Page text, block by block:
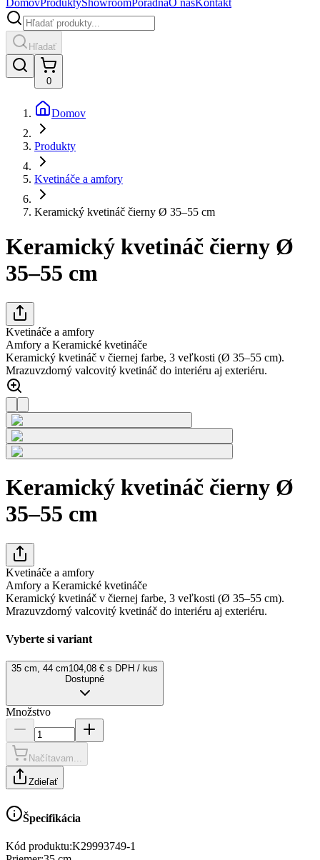
DomovProduktyShowroomPoradňaO násKontakt
Hľadať
0
Domov
Produkty
Kvetináče a amfory
Keramický kvetináč čierny Ø 35–55 cm
Keramický kvetináč čierny Ø
35–55 cm
Kvetináče a amfory
Amfory a Keramické kvetináče
Keramický kvetináč v čiernej farbe, 3 veľkosti (Ø 35–55 cm).
Mrazuvzdorný valcovitý kvetináč do interiéru aj exteriéru.
Keramický kvetináč čierny Ø
35–55 cm
Kvetináče a amfory
Amfory a Keramické kvetináče
Keramický kvetináč v čiernej farbe, 3 veľkosti (Ø 35–55 cm).
Mrazuvzdorný valcovitý kvetináč do interiéru aj exteriéru.
Vyberte si variant
35 cm, 44 cm104,08 € s DPH / kus
Dostupné
Množstvo
Načítavam...
Zdieľať
Špecifikácia
Kód produktu:K29993749-1